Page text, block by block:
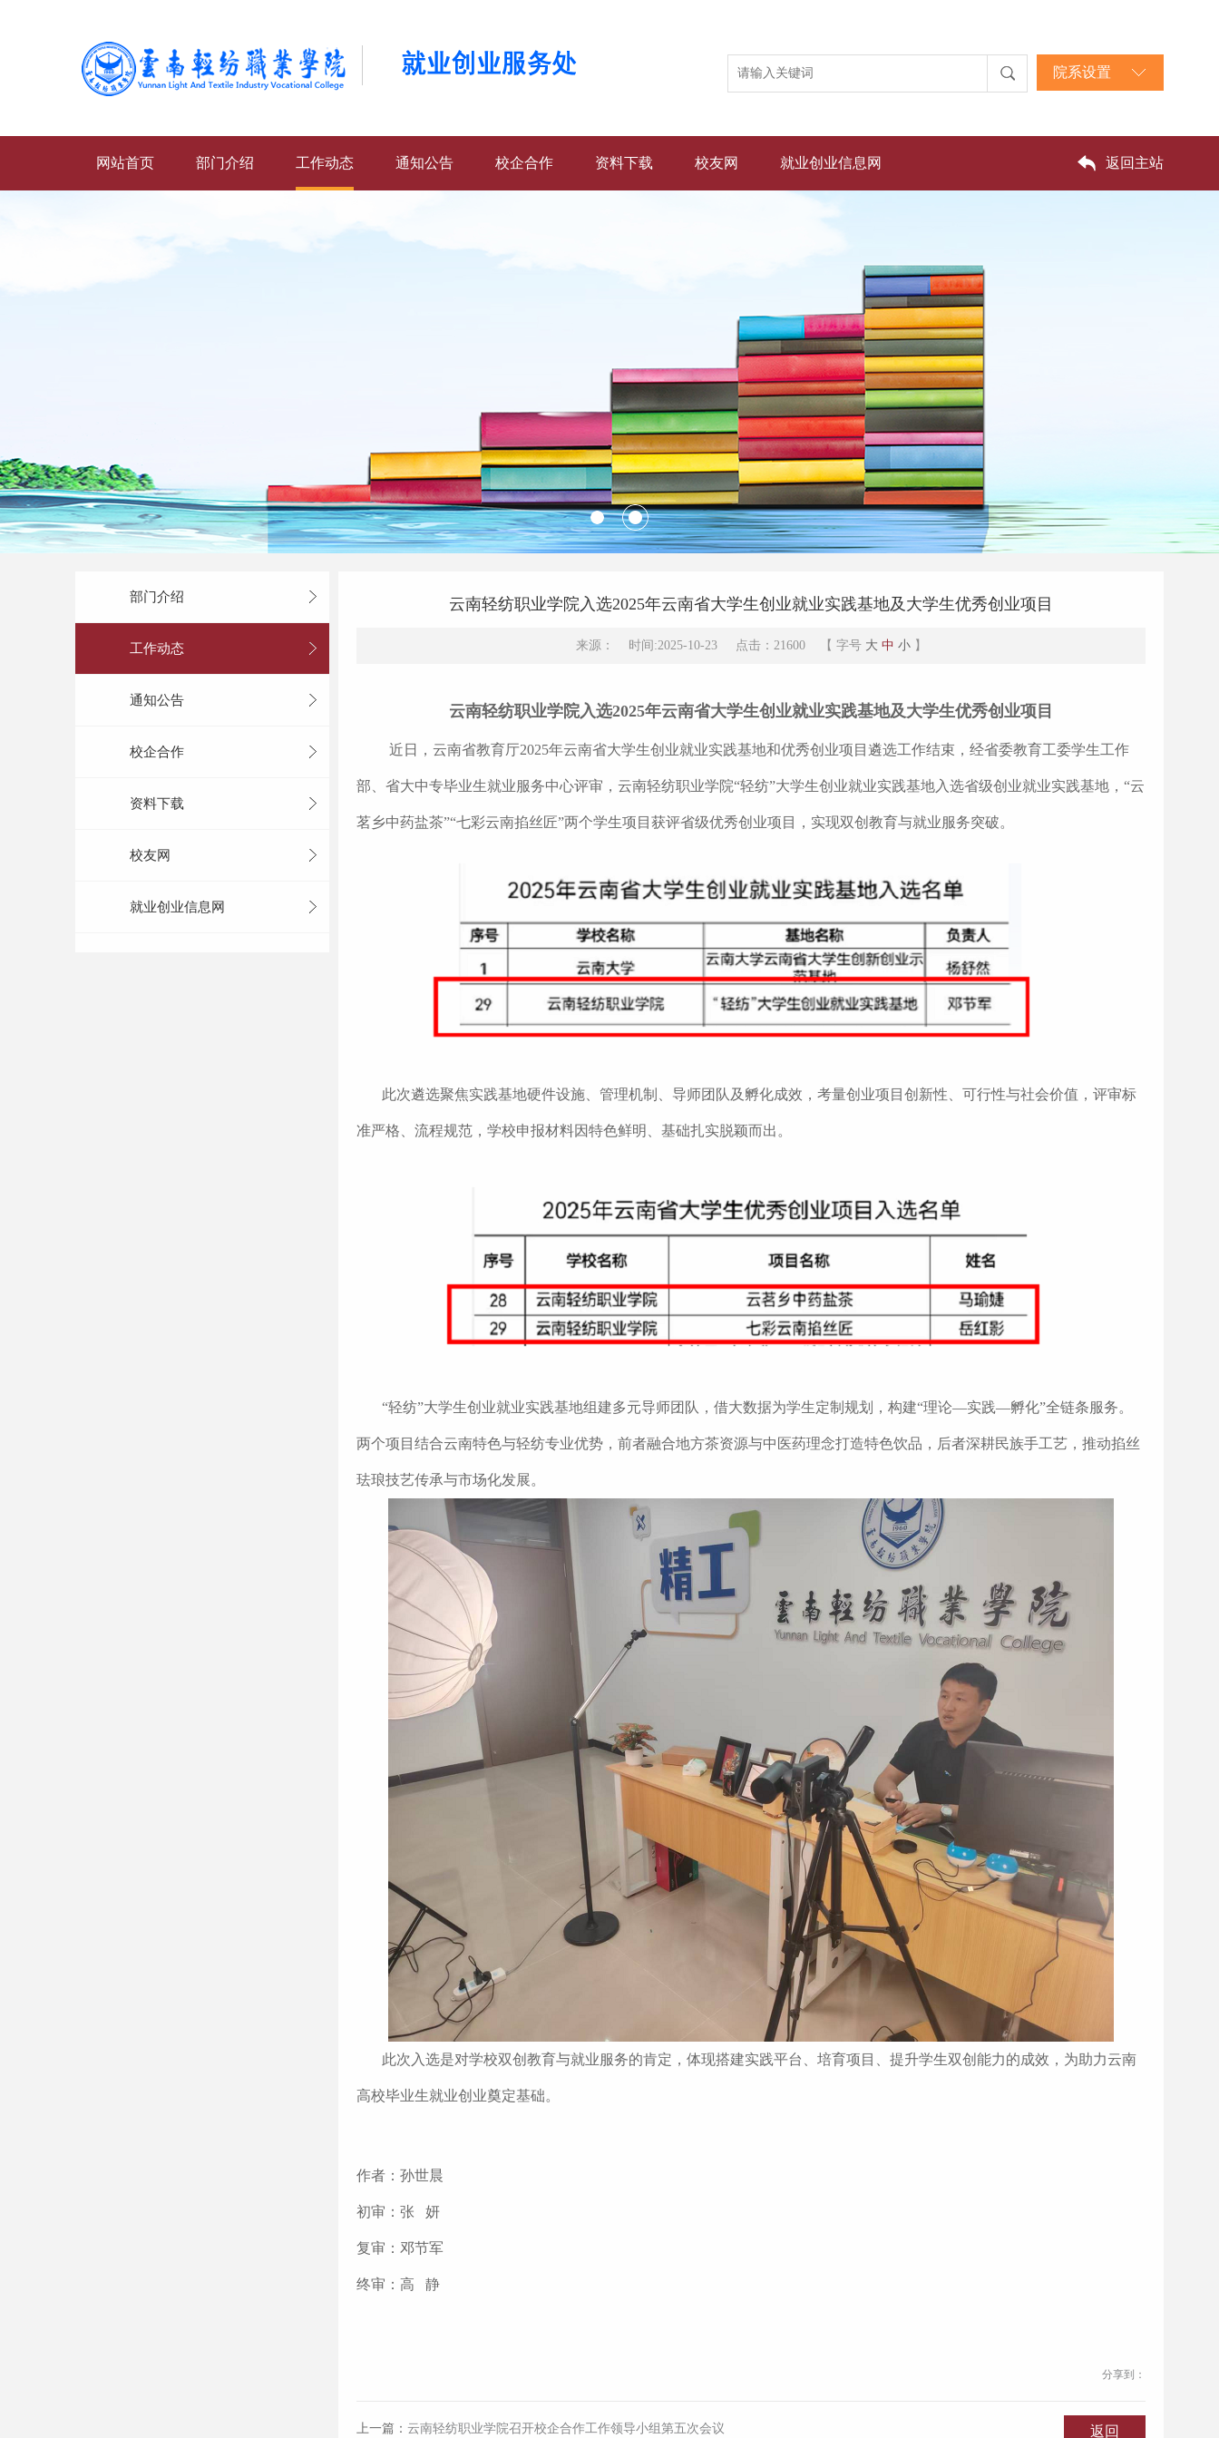
院系设置
网站首页 部门介绍 工作动态 通知公告 校企合作 资料下载 校友网 就业创业信息网 返回主站
部门介绍
工作动态
通知公告
校企合作
资料下载
校友网
就业创业信息网
云南轻纺职业学院入选2025年云南省大学生创业就业实践基地及大学生优秀创业项目
来源： 时间:2025-10-23 点击：21600 【 字号 大 中 小】
云南轻纺职业学院入选2025年云南省大学生创业就业实践基地及大学生优秀创业项目
近日，云南省教育厅2025年云南省大学生创业就业实践基地和优秀创业项目遴选工作结束，经省委教育工委学生工作
部、省大中专毕业生就业服务中心评审，云南轻纺职业学院“轻纺”大学生创业就业实践基地入选省级创业就业实践基地，“云
茗乡中药盐茶”“七彩云南掐丝匠”两个学生项目获评省级优秀创业项目，实现双创教育与就业服务突破。
此次遴选聚焦实践基地硬件设施、管理机制、导师团队及孵化成效，考量创业项目创新性、可行性与社会价值，评审标
准严格、流程规范，学校申报材料因特色鲜明、基础扎实脱颖而出。
“轻纺”大学生创业就业实践基地组建多元导师团队，借大数据为学生定制规划，构建“理论—实践—孵化”全链条服务。
两个项目结合云南特色与轻纺专业优势，前者融合地方茶资源与中医药理念打造特色饮品，后者深耕民族手工艺，推动掐丝
珐琅技艺传承与市场化发展。
此次入选是对学校双创教育与就业服务的肯定，体现搭建实践平台、培育项目、提升学生双创能力的成效，为助力云南
高校毕业生就业创业奠定基础。
作者：孙世晨
初审：张 妍
复审：邓节军
终审：高 静
分享到：
上一篇： 云南轻纺职业学院召开校企合作工作领导小组第五次会议 返回